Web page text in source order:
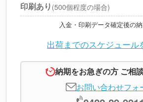
※上
印刷あり (500個程度の場合)
入金・印刷データ確定後の
出荷までのスケジュール
納期をお急ぎの方 ご相
お問い合わせフォ